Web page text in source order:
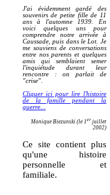
J'ai évidemment gardé des
souvenirs de petite fille de 11
ans à l'automne 1939. En
voici quelques uns pour
comprendre notre arrivée à
Caussade, puis dans le Lot. Je
me souviens de conversations
entre nos parents et quelques
amis qui semblaient semer
l'inquiétude durant leur
rencontre : on parlait de
"crise".
Cliquer ici pour lire l'histoire
de la famille pendant la
guerre...
Monique Biezunski (le 1er juillet
2002)
Ce site contient plus
qu'une histoire
personnelle et
familiale.